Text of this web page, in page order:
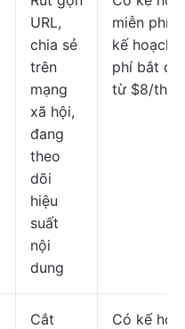
URL,
chia sẻ
trên
mạng
xã hội,
đang
theo
dõi
hiệu
suất
nội
dung
miễn phí;
kế hoạch
phí bắt
từ $8/
Cắt
Có kế